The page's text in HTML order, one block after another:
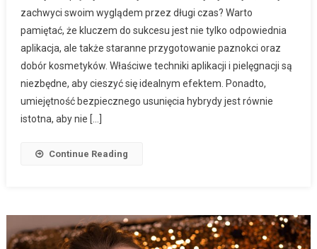
zachwyci swoim wyglądem przez długi czas? Warto
pamiętać, że kluczem do sukcesu jest nie tylko odpowiednia
aplikacja, ale także staranne przygotowanie paznokci oraz
dobór kosmetyków. Właściwe techniki aplikacji i pielęgnacji są
niezbędne, aby cieszyć się idealnym efektem. Ponadto,
umiejętność bezpiecznego usunięcia hybrydy jest równie
istotna, aby nie […]
Continue Reading